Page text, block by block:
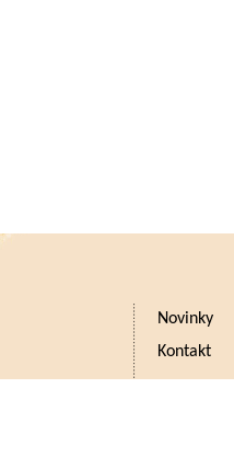
Novinky
Kontakt